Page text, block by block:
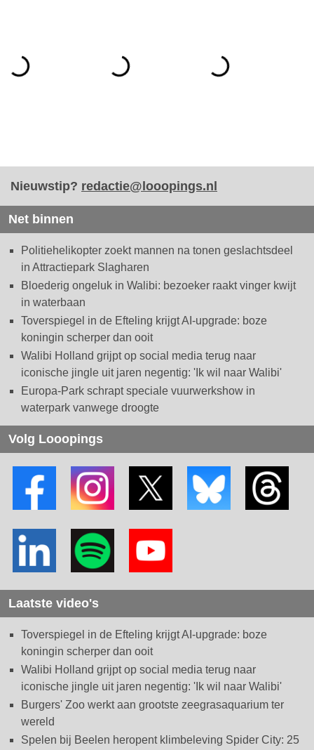
Nieuwstip? redactie@looopings.nl
Net binnen
Politiehelikopter zoekt mannen na tonen geslachtsdeel
in Attractiepark Slagharen
Bloederig ongeluk in Walibi: bezoeker raakt vinger kwijt
in waterbaan
Toverspiegel in de Efteling krijgt AI-upgrade: boze
koningin scherper dan ooit
Walibi Holland grijpt op social media terug naar
iconische jingle uit jaren negentig: 'Ik wil naar Walibi'
Europa-Park schrapt speciale vuurwerkshow in
waterpark vanwege droogte
Volg Looopings
Laatste video's
Toverspiegel in de Efteling krijgt AI-upgrade: boze
koningin scherper dan ooit
Walibi Holland grijpt op social media terug naar
iconische jingle uit jaren negentig: 'Ik wil naar Walibi'
Burgers' Zoo werkt aan grootste zeegrasaquarium ter
wereld
Spelen bij Beelen heropent klimbeleving Spider City: 25